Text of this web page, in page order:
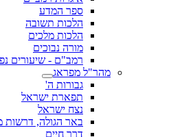
ספר המדע
הלכות תשובה
הלכות מלכים
מורה נבוכים
רמב"ם - שיעורים
מהר"ל מפראג
גבורות ה'
תפארת ישראל
נצח ישראל
באר הגולה, דרשות
דרך חיים